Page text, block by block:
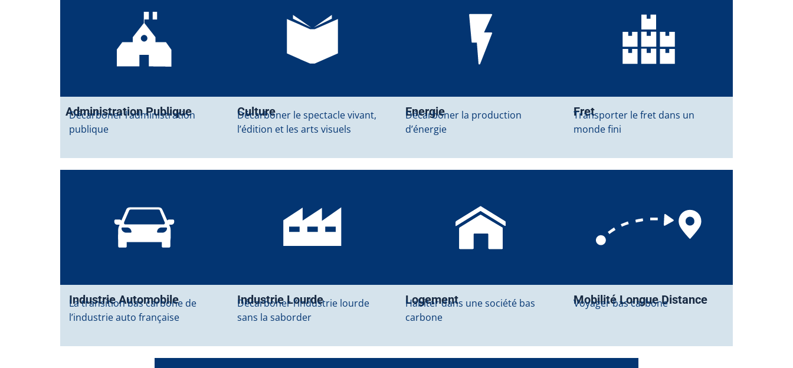
Administration Publique
Décarboner l’administration
publique
Culture
Décarboner le spectacle vivant,
l’édition et les arts visuels
Energie
Décarboner la production
d’énergie
Fret
Transporter le fret dans un
monde fini
Industrie Automobile
La transition bas carbone de
l’industrie auto française
Industrie Lourde
Décarboner l’industrie lourde
sans la saborder
Logement
Habiter dans une société bas
carbone
Mobilité Longue Distance
Voyager bas carbone